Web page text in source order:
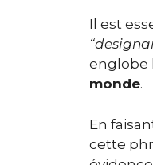
Il est
englobe
monde.
En
cette